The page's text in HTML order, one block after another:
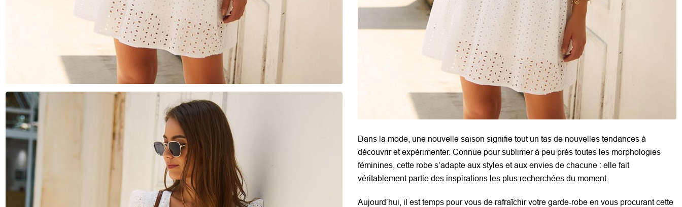
Dans la mode, une nouvelle saison signifie tout un tas de nouvelles tendances à
découvrir et expérimenter. Connue pour sublimer à peu près toutes les morphologies
féminines, cette robes’adapte aux styles et aux envies de chacune : elle fait
véritablement partie des inspirations les plus recherchées du moment.
Aujourd’hui, il est temps pour vous de rafraîchir votre garde-robe en vous procurant cette